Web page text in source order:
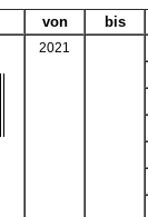
von bis
2021